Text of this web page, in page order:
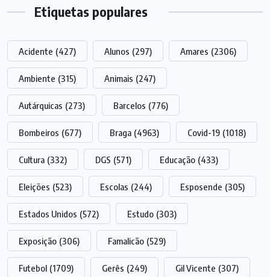
Etiquetas populares
Acidente (427) Alunos (297) Amares (2306)
Ambiente (315) Animais (247)
Autárquicas (273) Barcelos (776)
Bombeiros (677) Braga (4963) Covid-19 (1018)
Cultura (332) DGS (571) Educação (433)
Eleições (523) Escolas (244) Esposende (305)
Estados Unidos (572) Estudo (303)
Exposição (306) Famalicão (529)
Futebol (1709) Gerês (249) Gil Vicente (307)